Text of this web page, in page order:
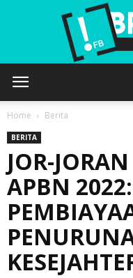
Home Berita
BERITA
JOR-
APBN